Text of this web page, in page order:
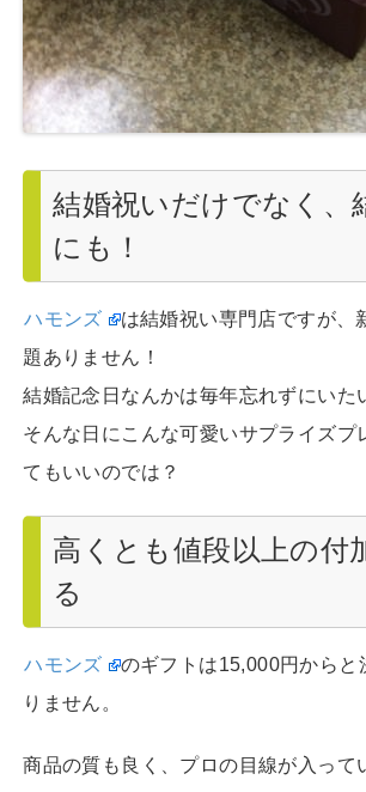
結婚祝いだけでなく、
にも！
ハモンズ
は結婚祝い専門店ですが、
題ありません！
結婚記念日なんかは毎年忘れずにいた
そんな日にこんな可愛いサプライズプ
てもいいのでは？
高くとも値段以上の付
る
ハモンズ
のギフトは15,000円からと
りません。
商品の質も良く、プロの目線が入って